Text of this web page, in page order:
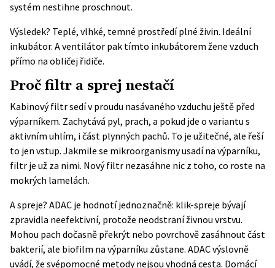
systém nestihne proschnout.
Výsledek? Teplé, vlhké, temné prostředí plné živin. Ideální
inkubátor. A ventilátor pak tímto inkubátorem žene vzduch
přímo na obličej řidiče.
Proč filtr a sprej nestačí
Kabinový filtr sedí v proudu nasávaného vzduchu ještě před
výparníkem. Zachytává pyl, prach, a pokud jde o variantu s
aktivním uhlím, i část plynných pachů. To je užitečné, ale řeší
to jen vstup. Jakmile se mikroorganismy usadí na výparníku,
filtr je už za nimi. Nový filtr nezasáhne nic z toho, co roste na
mokrých lamelách.
A spreje? ADAC je hodnotí jednoznačně: klik-spreje bývají
zpravidla neefektivní, protože neodstraní živnou vrstvu.
Mohou pach dočasně překrýt nebo povrchově zasáhnout část
bakterií, ale biofilm na výparníku zůstane. ADAC výslovně
uvádí, že svépomocné metody nejsou vhodná cesta. Domácí